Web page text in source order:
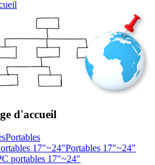
d'accueil
Portables
Portables 17"~24"
portables 17"~24"